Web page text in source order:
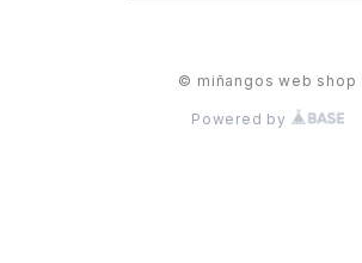
© miñangos web shop
Powered by